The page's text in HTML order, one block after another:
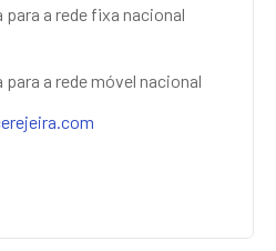
para a rede fixa nacional
para a rede móvel nacional